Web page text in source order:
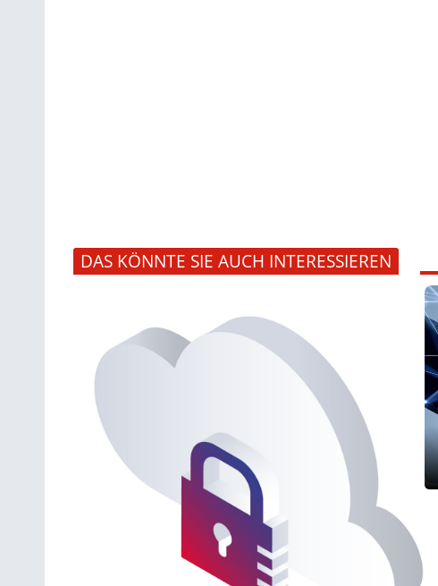
DAS KÖNNTE SIE AUCH INTERESSIEREN